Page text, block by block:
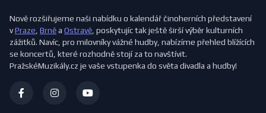
Nově rozšiřujeme naši nabídku o kalendář činoherních představení
vPraze Brněa Ostravě , poskytujíc tak ještě širší výběr kulturních
zážitků. Navíc, pro milovníky vážné hudby, nabízíme přehled blížících
se koncertů, které rozhodně stojí za to navštívit.
PražskéMuzikály.cz je vaše vstupenka do světa divadla a hudby!